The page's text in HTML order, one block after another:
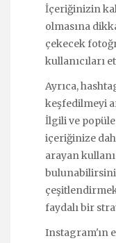
İçeriğinizin
olmasına
çekecek
kullanıcıları
Ayrıca,
keşfedilmeyi
İlgili ve
içeriğinize
arayan
faydalı bir
Instagram'ın